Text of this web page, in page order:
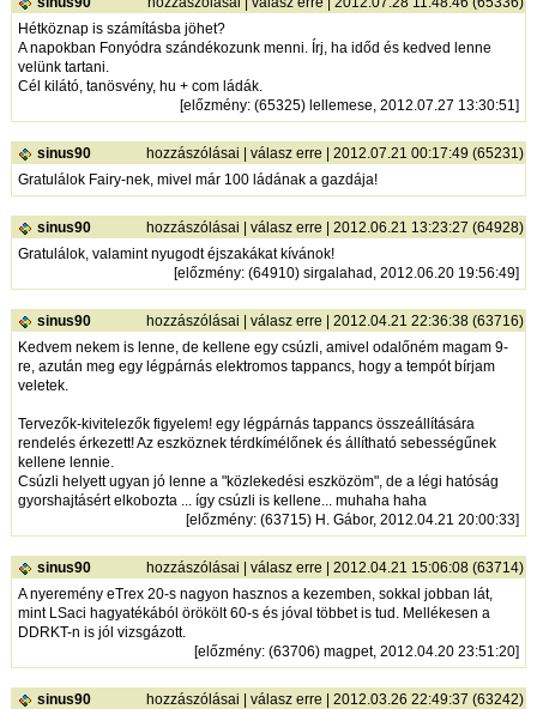
Hétköznap is számításba jöhet?
A napokban Fonyódra szándékozunk menni. Írj, ha időd és kedved lenne
velünk tartani.
Cél kilátó, tanösvény, hu + com ládák.
[előzmény: (65325) lellemese, 2012.07.27 13:30:51]
sinus90 hozzászólásai |válasz erre | 2012.07.21 00:17:49 (65231)
Gratulálok Fairy-nek, mivel már 100 ládának a gazdája!
sinus90 hozzászólásai |válasz erre | 2012.06.21 13:23:27 (64928)
Gratulálok, valamint nyugodt éjszakákat kívánok!
[előzmény: (64910) sirgalahad, 2012.06.20 19:56:49]
sinus90 hozzászólásai |válasz erre | 2012.04.21 22:36:38 (63716)
Kedvem nekem is lenne, de kellene egy csúzli, amivel odalőném magam 9-
re, azután meg egy légpárnás elektromos tappancs, hogy a tempót bírjam
veletek.
Tervezők-kivitelezők figyelem! egy légpárnás tappancs összeállítására
rendelés érkezett! Az eszköznek térdkímélőnek és állítható sebességűnek
kellene lennie.
Csúzli helyett ugyan jó lenne a "közlekedési eszközöm", de a légi hatóság
gyorshajtásért elkobozta ... így csúzli is kellene... muhaha haha
[előzmény: (63715) H. Gábor, 2012.04.21 20:00:33]
sinus90 hozzászólásai |válasz erre | 2012.04.21 15:06:08 (63714)
A nyeremény eTrex 20-s nagyon hasznos a kezemben, sokkal jobban lát,
mint LSaci hagyatékából örökölt 60-s és jóval többet is tud. Mellékesen a
DDRKT-n is jól vizsgázott.
[előzmény: (63706) magpet, 2012.04.20 23:51:20]
sinus90 hozzászólásai |válasz erre | 2012.03.26 22:49:37 (63242)